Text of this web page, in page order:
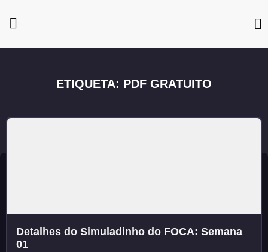
ETIQUETA: PDF GRATUITO
Detalhes do Simuladinho do FOCA: Semana
01